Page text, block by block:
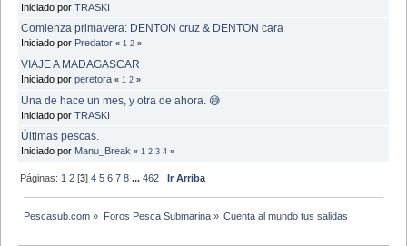
Iniciado por TRASKI
Comienza primavera: DENTON cruz & DENTON cara
Iniciado por Predator « 1 2 »
VIAJE A MADAGASCAR
Iniciado por peretora « 1 2 »
Una de hace un mes, y otra de ahora. 😅
Iniciado por TRASKI
Últimas pescas.
Iniciado por Manu_Break « 1 2 3 4 »
Páginas: 1 2 [3]4 5 6 7 8 ...462 Ir Arriba
Pescasub.com » Foros Pesca Submarina» Cuenta al mundo tus salidas